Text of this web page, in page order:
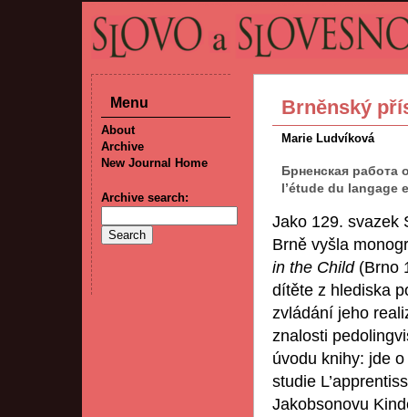
Brněnský
Marie Ludvíková
Брненская работа
l’étude du langage
Jako 129. svazek
Brně vyšla
in the Child (Brno
dítěte z hlediska
zvládání jeho
znalosti
úvodu knihy: jde
studie
Jakobsonovu
Menu
About
Archive
New Journal Home
Archive search: